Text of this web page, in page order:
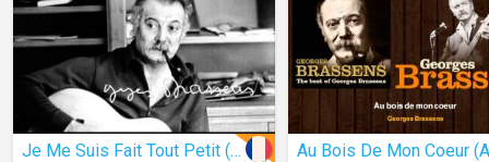
Je Me Suis Fait Tout Petit (Audio)